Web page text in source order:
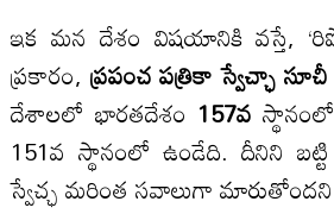
ఇక మన దేశం విషయానికి వస్తే,
ప్రకారం, ప్రపంచ పత్రికా స్వేచ్ఛా సూచీ
దేశాలలో భారతదేశం 157వ
151వ స్థానంలో ఉండేది. దీనిని
స్వేచ్ఛ మరింత సవాలుగా మారుతోందని